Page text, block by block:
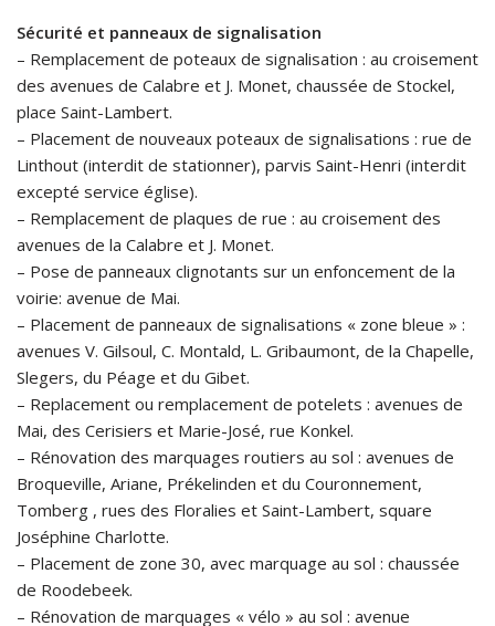
Sécurité et panneaux de signalisation
– Remplacement de poteaux de signalisation : au croisement
des avenues de Calabre et J. Monet, chaussée de Stockel,
place Saint-Lambert.
– Placement de nouveaux poteaux de signalisations : rue de
Linthout (interdit de stationner), parvis Saint-Henri (interdit
excepté service église).
– Remplacement de plaques de rue : au croisement des
avenues de la Calabre et J. Monet.
– Pose de panneaux clignotants sur un enfoncement de la
voirie: avenue de Mai.
– Placement de panneaux de signalisations « zone bleue » :
avenues V. Gilsoul, C. Montald, L. Gribaumont, de la Chapelle,
Slegers, du Péage et du Gibet.
– Replacement ou remplacement de potelets : avenues de
Mai, des Cerisiers et Marie-José, rue Konkel.
– Rénovation des marquages routiers au sol : avenues de
Broqueville, Ariane, Prékelinden et du Couronnement,
Tomberg , rues des Floralies et Saint-Lambert, square
Joséphine Charlotte.
– Placement de zone 30, avec marquage au sol : chaussée
de Roodebeek.
– Rénovation de marquages « vélo » au sol : avenue